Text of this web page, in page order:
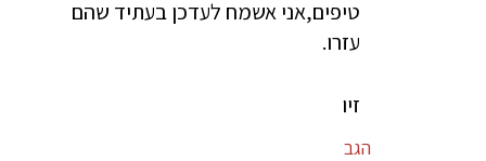
טיפים,אני אשמח לעדכן בעתיד שהם
עזרו.
זיו
הגב